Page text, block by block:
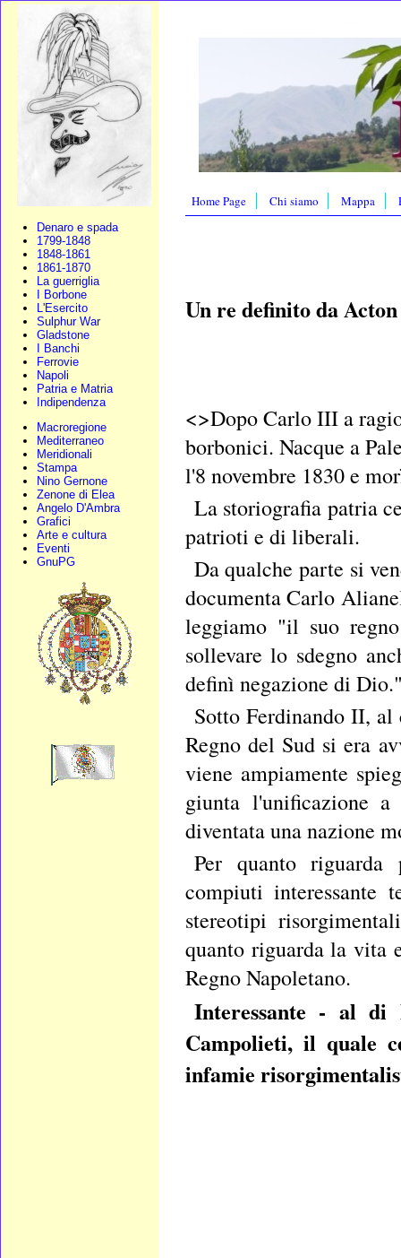
Denaro e spada
1799-1848
1848-1861
1861-1870
La guerriglia
I Borbone
L'Esercito
Sulphur War
Gladstone
I Banchi
Ferrovie
Napoli
Patria e Matria
Indipendenza
Macroregione
Mediterraneo
Meridionali
Stampa
Nino Gernone
Zenone di Elea
Angelo D'Ambra
Grafici
Arte e cultura
Eventi
GnuPG
Home Page Chi siamo Mappa
Un re definito da
<>Dopo Carlo III a
borbonici. Nacque a
l'8 novembre 1830 e
La storiografia patria
patrioti e di liberali.
Da qualche parte si
documenta Carlo
leggiamo "il suo
sollevare lo sdegno
definì negazione di
Sotto Ferdinando II,
Regno del Sud si era
viene ampiamente
giunta l'unificazione
diventata una nazione
Per quanto riguarda
compiuti
stereotipi
quanto riguarda la vita
Regno Napoletano.
Interessante - al
Campolieti, il quale
infamie